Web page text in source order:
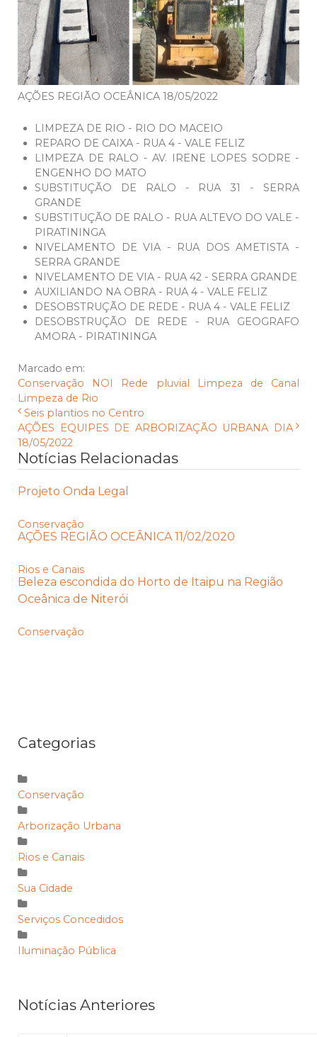
AÇÕES REGIÃO OCEÂNICA 18/05/2022
LIMPEZA DE RIO - RIO DO MACEIO
REPARO DE CAIXA - RUA 4 - VALE FELIZ
LIMPEZA DE RALO - AV. IRENE LOPES SODRE -
ENGENHO DO MATO
SUBSTITUÇÃO DE RALO - RUA 31 - SERRA
GRANDE
SUBSTITUÇÃO DE RALO - RUA ALTEVO DO VALE -
PIRATININGA
NIVELAMENTO DE VIA - RUA DOS AMETISTA -
SERRA GRANDE
NIVELAMENTO DE VIA - RUA 42 - SERRA GRANDE
AUXILIANDO NA OBRA - RUA 4 - VALE FELIZ
DESOBSTRUÇÃO DE REDE - RUA 4 - VALE FELIZ
DESOBSTRUÇÃO DE REDE - RUA GEOGRAFO
AMORA - PIRATININGA
Marcado em:
Conservação
NOI Rede pluvial
Limpeza de Canal
Limpeza de Rio
Seis plantios no Centro
AÇÕES EQUIPES DE ARBORIZAÇÃO URBANA DIA
18/05/2022
Notícias Relacionadas
Projeto Onda Legal
Conservação
AÇÕES REGIÃO OCEÂNICA 11/02/2020
Rios e Canais
Beleza escondida do Horto de Itaipu na Região
Oceânica de Niterói
Conservação
Categorias
Conservação
Arborização Urbana
Rios e Canais
Sua Cidade
Serviços Concedidos
Iluminação Pública
Notícias Anteriores